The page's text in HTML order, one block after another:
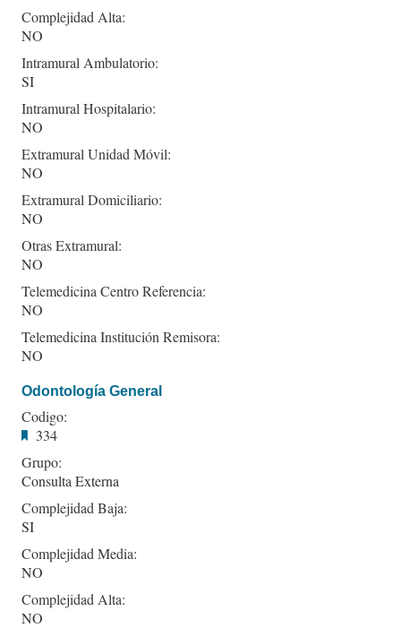
Complejidad Alta:
NO
Intramural Ambulatorio:
SI
Intramural Hospitalario:
NO
Extramural Unidad Móvil:
NO
Extramural Domiciliario:
NO
Otras Extramural:
NO
Telemedicina Centro Referencia:
NO
Telemedicina Institución Remisora:
NO
Odontología General
Codigo:
334
Grupo:
Consulta Externa
Complejidad Baja:
SI
Complejidad Media:
NO
Complejidad Alta:
NO